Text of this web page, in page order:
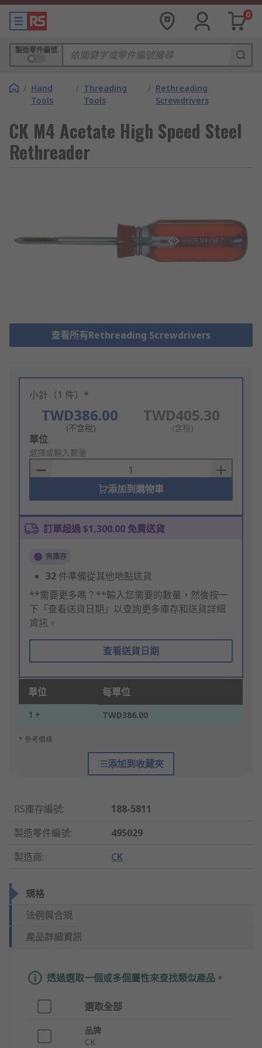
0
製造零件編號
/ Hand
Tools
/ Threading
Tools
/ Rethreading
Screwdrivers
CK M4 Acetate High Speed Steel
Rethreader
查看所有Rethreading Screwdrivers
小計（1 件）*
TWD386.00
(不含稅)
TWD405.30
(含稅)
Add
to
Basket
單位
選擇或輸入數量
添加到購物車
訂單超過 $1,300.00 免費送貨
有庫存
32 件準備從其他地點送貨
**需要更多嗎？**輸入您需要的數量，然後按一
下「查看送貨日期」以查詢更多庫存和送貨詳細
資訊。
查看送貨日期
單位 每單位
1 + TWD386.00
* 參考價格
添加到收藏夾
RS庫存編號:
188-5811
製造零件編號:
495029
製造商: CK
規格
法例與合規
產品詳細資訊
透過選取一個或多個屬性來查找類似產品。
選取全部
品牌
CK